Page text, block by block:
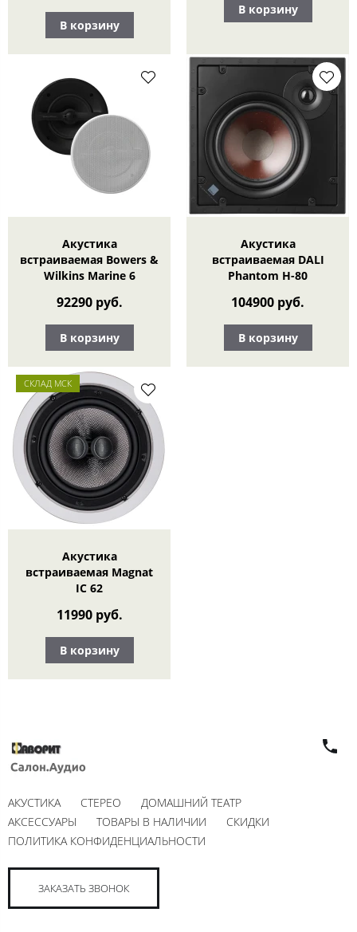
В корзину
В корзину
Акустика
встраиваемая Bowers &
Wilkins Marine 6
92290 руб.
В корзину
Акустика
встраиваемая DALI
Phantom H-80
104900 руб.
В корзину
СКЛАД МСК
Акустика
встраиваемая Magnat
IC 62
11990 руб.
В корзину
АКУСТИКА СТЕРЕО
ДОМАШНИЙ ТЕАТР
АКСЕССУАРЫ
ТОВАРЫ В НАЛИЧИИ
СКИДКИ
ПОЛИТИКА КОНФИДЕНЦИАЛЬНОСТИ
ЗАКАЗАТЬ ЗВОНОК